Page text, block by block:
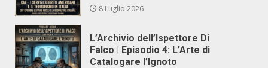
8 Luglio 2026
L’Archivio dell’Ispettore Di
Falco | Episodio 4: L’Arte di
Catalogare l’Ignoto